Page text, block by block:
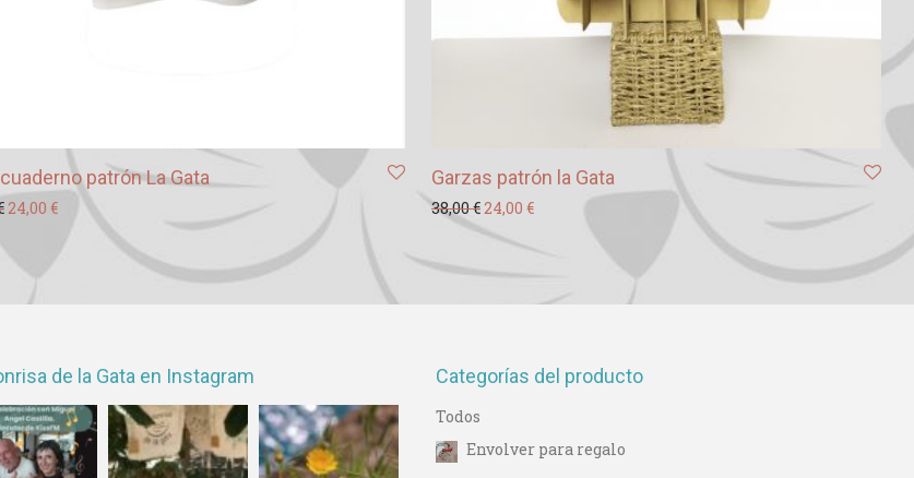
patrón La Gata
El precio original era: 38,00 €.
24,00 €El precio actual es: 24,00 €.
Garzas patrón la Gata
38,00€ El precio original era: 38,00 €.
24,00 €El precio actual es: 24,00 €.
de la Gata en Instagram Categorías del producto
Todos
Envolver para regalo